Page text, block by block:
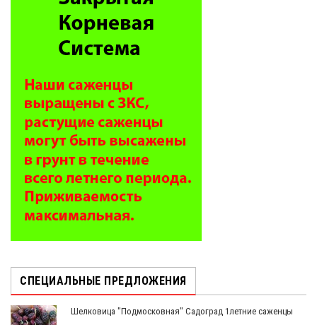
СПЕЦИАЛЬНЫЕ ПРЕДЛОЖЕНИЯ
Шелковица "Подмосковная" Садоград 1летние саженцы